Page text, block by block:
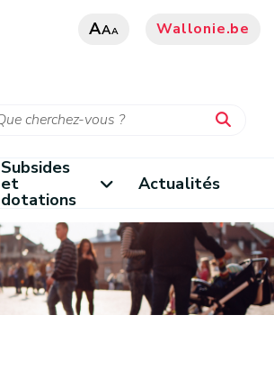
AAA Wallonie.be
Subsides
et
dotations
Actualités